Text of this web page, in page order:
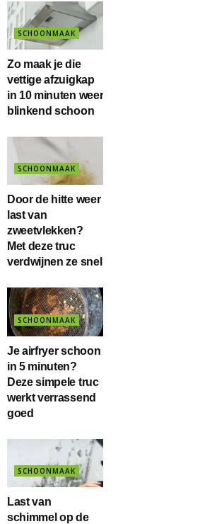
SCHOONMAAK
Zo maak je die
vettige afzuigkap
in 10 minuten weer
blinkend schoon
SCHOONMAAK
Door de hitte weer
last van
zweetvlekken?
Met deze truc
verdwijnen ze snel
SCHOONMAAK
Je airfryer schoon
in 5 minuten?
Deze simpele truc
werkt verrassend
goed
SCHOONMAAK
Last van
schimmel op de